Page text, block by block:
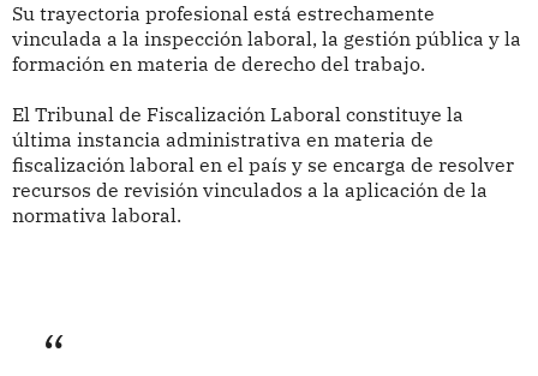
Su trayectoria profesional está estrechamente
vinculada a la inspección laboral, la gestión pública y la
formación en materia de derecho del trabajo.
El Tribunal de Fiscalización Laboral constituye la
última instancia administrativa en materia de
fiscalización laboral en el país y se encarga de resolver
recursos de revisión vinculados a la aplicación de la
normativa laboral.